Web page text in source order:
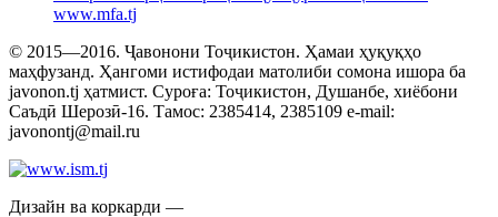
www.mfa.tj
© 2015—2016. Ҷавонони Тоҷикистон. Ҳамаи ҳуқуқҳо
маҳфузанд. Ҳангоми истифодаи матолиби сомона ишора ба
javonon.tj ҳатмист. Суроға: Тоҷикистон, Душанбе, хиёбони
Саъдӣ Шерозӣ-16. Тамос: 2385414, 2385109 e-mail:
javonontj@mail.ru
Дизайн ва коркарди —